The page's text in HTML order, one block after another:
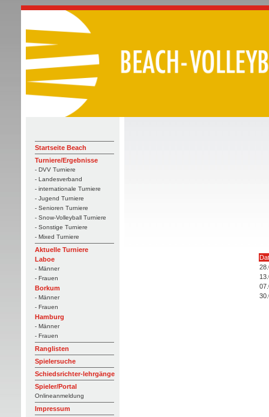
Startseite Beach
Turniere/Ergebnisse
- DVV Turniere
- Landesverband
- internationale Turniere
- Jugend Turniere
- Senioren Turniere
- Snow-Volleyball Turniere
- Sonstige Turniere
- Mixed Turniere
Aktuelle Turniere
Laboe
- Männer
- Frauen
Borkum
- Männer
- Frauen
Hamburg
- Männer
- Frauen
Ranglisten
Spielersuche
Schiedsrichter-lehrgänge
Spieler/Portal
Onlineanmeldung
Impressum